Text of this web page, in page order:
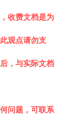
收费文档是为
观点请勿支
，与实际文档
问题，可联系